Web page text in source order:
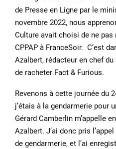
de Presse en Ligne par le
novembre 2022, nous
Culture avait choisi de ne pas
CPPAP à FranceSoir. C’est
Azalbert, rédacteur en chef
de racheter Fact & Furious.
Revenons à cette journée du
j’étais à la gendarmerie pour
Gérard Camberlin m’appelle
Azalbert. J’ai donc pris
de gendarmerie, et l’ai